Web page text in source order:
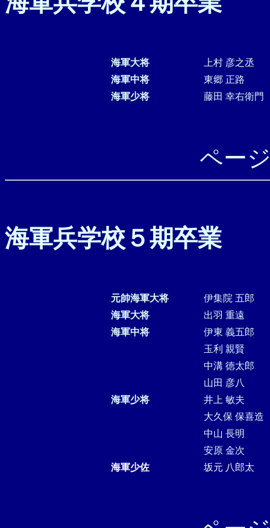
海軍大将
上村 彦之丞
海軍中将
東郷 正路
海軍少将
藤田 幸右衛門
ペー
海軍兵学校５期卒業
元帥海軍大将
伊集院 五郎
海軍大将
出羽 重遠
海軍中将
伊東 義五郎
玉利 親賢
中溝 徳太郎
山田 彦八
海軍少将
井上 敏夫
大久保 保喜造
中山 長明
安原 金次
海軍少佐
坂元 八郎太